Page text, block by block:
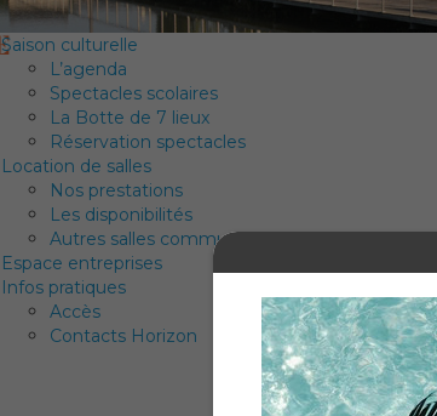
Saison culturelle
L’agenda
Spectacles scolaires
La Botte de 7 lieux
Réservation spectacles
Location de salles
Nos prestations
Les disponibilités
Autres salles communales
Espace entreprises
Infos pratiques
Accès
Contacts Horizon